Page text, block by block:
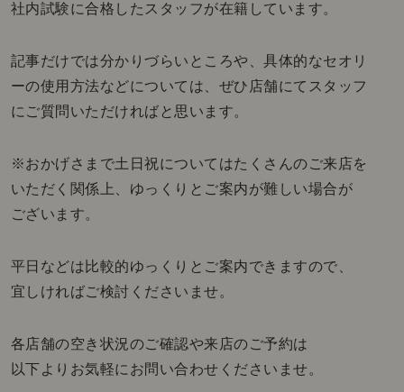
社内試験に合格したスタッフが在籍しています。
記事だけでは分かりづらいところや、具体的なセオリ
ーの使用方法などについては、ぜひ店舗にてスタッフ
にご質問いただければと思います。
※おかげさまで土日祝についてはたくさんのご来店を
いただく関係上、ゆっくりとご案内が難しい場合が
ございます。
平日などは比較的ゆっくりとご案内できますので、
宜しければご検討くださいませ。
各店舗の空き状況のご確認や来店のご予約は
以下よりお気軽にお問い合わせくださいませ。